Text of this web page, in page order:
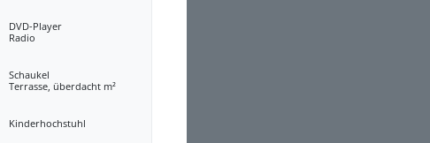
DVD-Player
Radio
Schaukel
Terrasse, überdacht m²
Kinderhochstuhl